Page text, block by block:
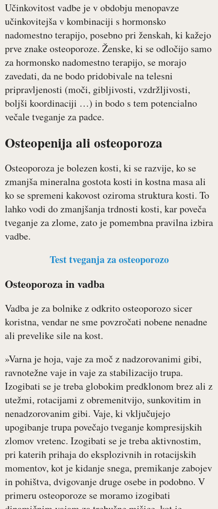
Učinkovitost vadbe je v obdobju menopavze
učinkovitejša v kombinaciji s hormonsko
nadomestno terapijo, posebno pri ženskah, ki kažejo
prve znake osteoporoze. Ženske, ki se odločijo samo
za hormonsko nadomestno terapijo, se morajo
zavedati, da ne bodo pridobivale na telesni
pripravljenosti (moči, gibljivosti, vzdržljivosti,
boljši koordinaciji …) in bodo s tem potencialno
večale tveganje za padce.
Osteopenija ali osteoporoza
Osteoporoza je bolezen kosti, ki se razvije, ko se
zmanjša mineralna gostota kosti in kostna masa ali
ko se spremeni kakovost oziroma struktura kosti. To
lahko vodi do zmanjšanja trdnosti kosti, kar poveča
tveganje za zlome, zato je pomembna pravilna izbira
vadbe.
Test tveganja za osteoporozo
Osteoporoza in vadba
Vadba je za bolnike z odkrito osteoporozo sicer
koristna, vendar ne sme povzročati nobene nenadne
ali prevelike sile na kost.
»Varna je hoja, vaje za moč z nadzorovanimi gibi,
ravnotežne vaje in vaje za stabilizacijo trupa.
Izogibati se je treba globokim predklonom brez ali z
utežmi, rotacijami z obremenitvijo, sunkovitim in
nenadzorovanim gibi. Vaje, ki vključujejo
upogibanje trupa povečajo tveganje kompresijskih
zlomov vretenc. Izogibati se je treba aktivnostim,
pri katerih prihaja do eksplozivnih in rotacijskih
momentov, kot je kidanje snega, premikanje zabojev
in pohištva, dvigovanje druge osebe in podobno. V
primeru osteoporoze se moramo izogibati